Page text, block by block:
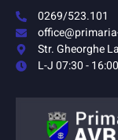
0269/523.101
Str. Gheorghe
L-J 07:30 -